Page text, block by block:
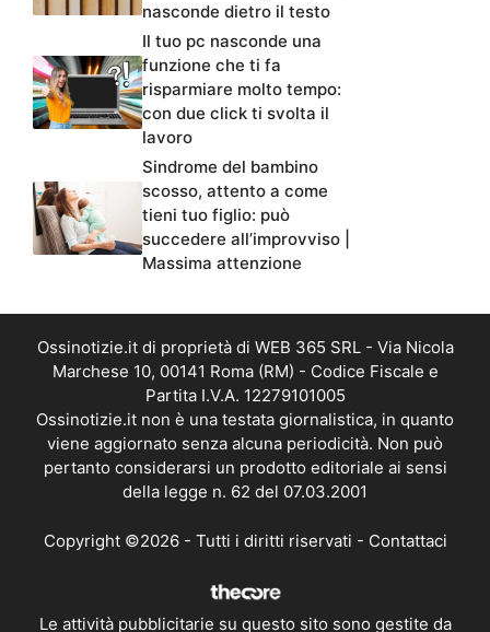
nasconde dietro il testo
Il tuo pc nasconde una
funzione che ti fa
risparmiare molto tempo:
con due click ti svolta il
lavoro
Sindrome del bambino
scosso, attento a come
tieni tuo figlio: può
succedere all’improvviso |
Massima attenzione
Ossinotizie.it di proprietà di WEB 365 SRL - Via Nicola
Marchese 10, 00141 Roma (RM) - Codice Fiscale e
Partita I.V.A. 12279101005
Ossinotizie.it non è una testata giornalistica, in quanto
viene aggiornato senza alcuna periodicità. Non può
pertanto considerarsi un prodotto editoriale ai sensi
della legge n. 62 del 07.03.2001
Copyright ©2026 - Tutti i diritti riservati - Contattaci
Le attività pubblicitarie su questo sito sono gestite da